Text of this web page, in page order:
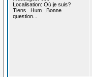
Localisation: Où je suis?
Tiens...Hum...Bonne
question...